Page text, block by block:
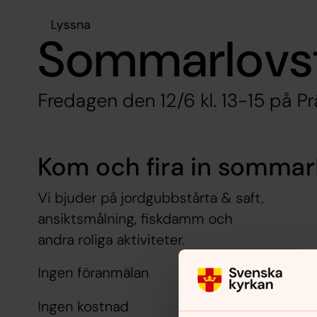
Lyssna
Fredagen den 12/6 kl. 13-15 på
Kom och fira in
Vi bjuder på jordgubbstårta & saft,
ansiktsmålning, fiskdamm och
andra roliga aktiviteter.
Ingen föranmälan
Ingen kostnad